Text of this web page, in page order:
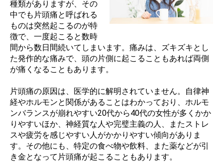
種類がありますが、その
中でも片頭痛と呼ばれる
ものは突然起こるのが特
徴で、一度起こると数時
間から数日間続いてしまいます。痛みは、ズキズキとし
た発作的な痛みで、頭の片側に起こることもあれば両側
が痛くなることもあります。
片頭痛の原因は、医学的に解明されていません。自律神
経やホルモンと関係があることはわかっており、ホルモ
ンバランスが崩れやすい20代から40代の女性が多くかか
りやすいほか、神経質な人や完璧主義の人、またストレ
スや疲労を感じやすい人がかかりやすい傾向がありま
す。その他にも、特定の食べ物や飲料、また薬などが引
き金となって片頭痛が起こることもあります。